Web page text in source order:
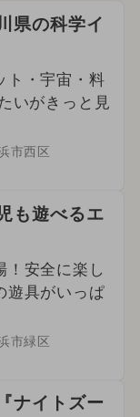
県の科学イ
ト・宇宙・料
いがきっと見
市西区
も遊べるエ
！安全に楽し
遊具がいっぱ
市緑区
ナイトズー